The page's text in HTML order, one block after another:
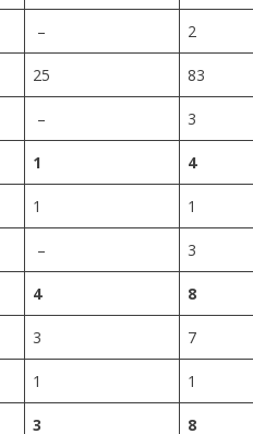
– 2
25 83
– 3
1 4
1 1
– 3
4 8
3 7
1 1
3 8